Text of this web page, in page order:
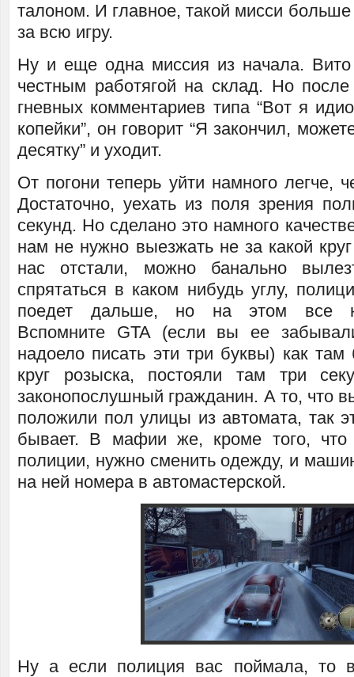
талоном. И главное, такой мисси
за всю игру.
Ну и еще одна миссия из начала. Вито
честным работягой на склад. Но
гневных комментариев типа “Вот я
копейки”, он говорит “Я закончил,
десятку” и уходит.
От погони теперь уйти намного легче,
Достаточно, уехать из поля зрения
секунд. Но сделано это намного
нам не нужно выезжать не за какой
нас отстали, можно банально
спрятаться в каком нибудь углу,
поедет дальше, но на этом все не
Вспомните GTA (если вы ее
надоело писать эти три буквы) как
круг розыска, постояли там три
законопослушный гражданин. А то, что
положили пол улицы из автомата, так
бывает. В мафии же, кроме того, что
полиции, нужно сменить одежду, и
на ней номера в автомастерской.
Ну а если полиция вас поймала, то